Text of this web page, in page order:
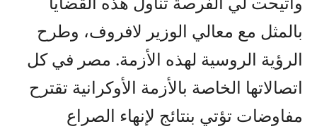
بالمثل مع معالي الوزير لافروف، وطرح
الرؤية الروسية لهذه الأزمة. مصر في كل
اتصالاتها الخاصة بالأزمة الأوكرانية تقترح
مفاوضات تؤتي بنتائج لإنهاء الصراع